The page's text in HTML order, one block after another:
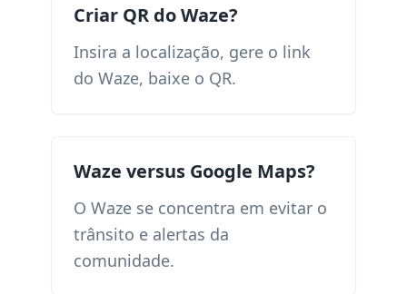
Criar QR do Waze?
Insira a localização, gere o link
do Waze, baixe o QR.
Waze versus Google Maps?
O Waze se concentra em evitar o
trânsito e alertas da
comunidade.